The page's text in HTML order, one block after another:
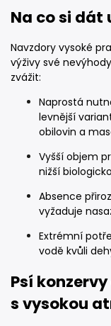
Na co si dát
Navzdory vysoké
výživy své
zvážit:
Naprostá
levnější
obilovin a
Vyšší objem
nižší
Absence
vyžaduje
Extrémní
vodě kvůli
Psí
s vysokou